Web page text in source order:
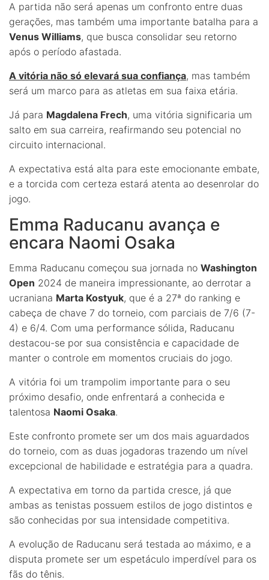
A partida não será apenas um confronto entre duas
gerações, mas também uma importante batalha para a
Venus Williams, que busca consolidar seu retorno
após o período afastada.
A vitória não só elevará sua confiança, mas também
será um marco para as atletas em sua faixa etária.
Já para Magdalena Frech, uma vitória significaria um
salto em sua carreira, reafirmando seu potencial no
circuito internacional.
A expectativa está alta para este emocionante embate,
e a torcida com certeza estará atenta ao desenrolar do
jogo.
Emma Raducanu avança e
encara Naomi Osaka
Emma Raducanu começou sua jornada no Washington
Open 2024 de maneira impressionante, ao derrotar a
ucraniana Marta Kostyuk, que é a 27ª do ranking e
cabeça de chave 7 do torneio, com parciais de 7/6 (7-
4) e 6/4. Com uma performance sólida, Raducanu
destacou-se por sua consistência e capacidade de
manter o controle em momentos cruciais do jogo.
A vitória foi um trampolim importante para o seu
próximo desafio, onde enfrentará a conhecida e
talentosa Naomi Osaka.
Este confronto promete ser um dos mais aguardados
do torneio, com as duas jogadoras trazendo um nível
excepcional de habilidade e estratégia para a quadra.
A expectativa em torno da partida cresce, já que
ambas as tenistas possuem estilos de jogo distintos e
são conhecidas por sua intensidade competitiva.
A evolução de Raducanu será testada ao máximo, e a
disputa promete ser um espetáculo imperdível para os
fãs do tênis.